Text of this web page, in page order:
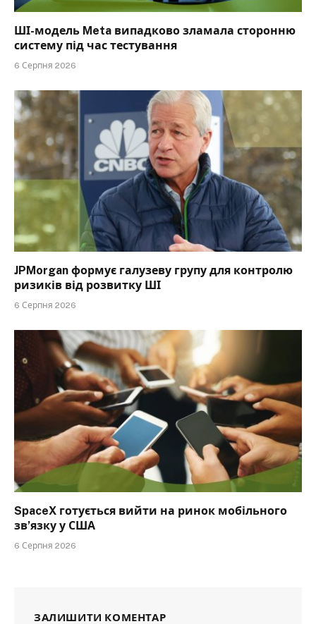
ШІ-модель Meta випадково зламала сторонню
систему під час тестування
6 Серпня 2026
JPMorgan формує галузеву групу для контролю
ризиків від розвитку ШІ
6 Серпня 2026
SpaceX готується вийти на ринок мобільного
зв’язку у США
6 Серпня 2026
ЗАЛИШИТИ КОМЕНТАР